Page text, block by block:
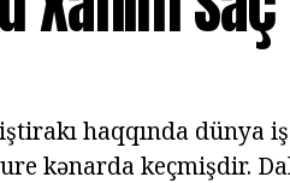
haqqında dünya
kənarda keçmişdir.